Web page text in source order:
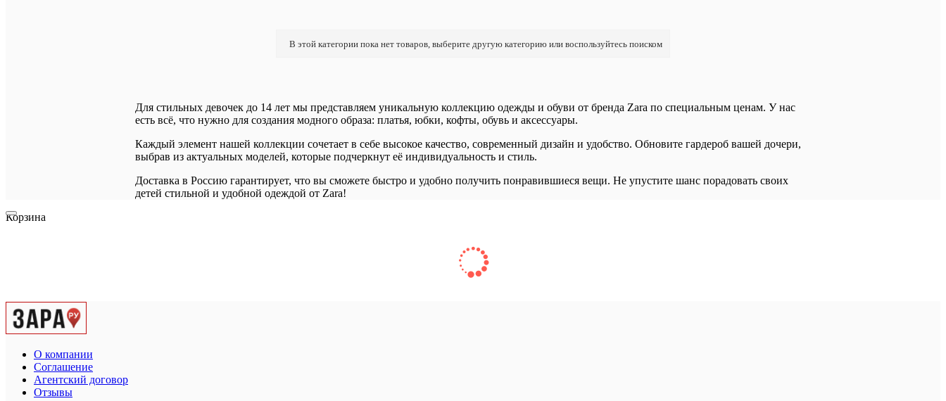
В этой категории пока нет товаров, выберите другую категорию или воспользуйтесь поиском
Для стильных девочек до 14 лет мы представляем уникальную коллекцию одежды и обуви от бренда Zara по специальным ценам. У нас
есть всё, что нужно для создания модного образа: платья, юбки, кофты, обувь и аксессуары.
Каждый элемент нашей коллекции сочетает в себе высокое качество, современный дизайн и удобство. Обновите гардероб вашей дочери,
выбрав из актуальных моделей, которые подчеркнут её индивидуальность и стиль.
Доставка в Россию гарантирует, что вы сможете быстро и удобно получить понравившиеся вещи. Не упустите шанс порадовать своих
детей стильной и удобной одеждой от Zara!
Корзина
О компании
Соглашение
Агентский договор
Отзывы